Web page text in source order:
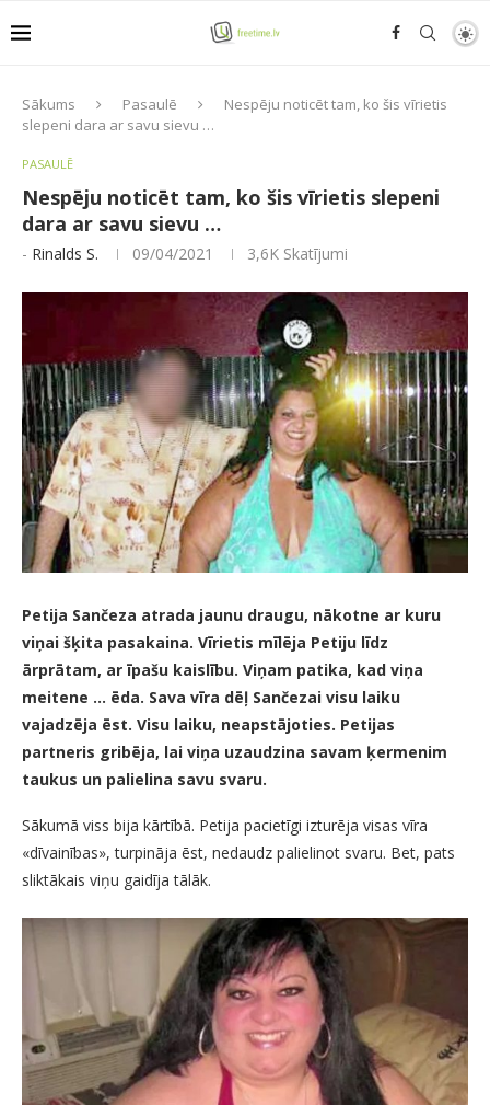
Sākums Pasaulē
Nespēju noticēt tam, ko šis vīrietis
slepeni dara ar savu sievu …
PASAULĒ
Nespēju noticēt tam, ko šis vīrietis slepeni
dara ar savu sievu …
- Rinalds S. 09/04/2021 3,6K Skatījumi
Petija Sančeza atrada jaunu draugu, nākotne ar kuru
viņai šķita pasakaina. Vīrietis mīlēja Petiju līdz
ārprātam, ar īpašu kaislību. Viņam patika, kad viņa
meitene … ēda. Sava vīra dēļ Sančezai visu laiku
vajadzēja ēst. Visu laiku, neapstājoties. Petijas
partneris gribēja, lai viņa uzaudzina savam ķermenim
taukus un palielina savu svaru.
Sākumā viss bija kārtībā. Petija pacietīgi izturēja visas vīra
«dīvainības», turpināja ēst, nedaudz palielinot svaru. Bet, pats
sliktākais viņu gaidīja tālāk.